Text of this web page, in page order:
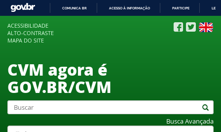
COMUNICA BR ACESSO À INFORMAÇÃO PARTICIPE
ACESSIBILIDADE
ALTO-CONTRASTE
MAPA DO SITE
CVM agora é
GOV.BR/CVM
Busca Avançada